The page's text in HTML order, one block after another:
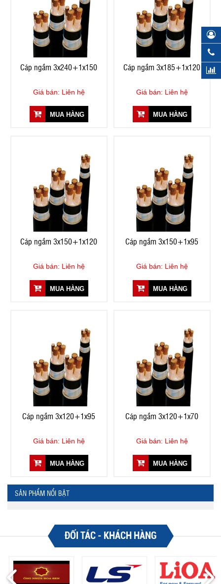
Cáp ngầm 3x240+1x150
Giá bán: Liên hệ
MUA HÀNG
Cáp ngầm 3x185+1x120
Giá bán: Liên hệ
MUA HÀNG
Cáp ngầm 3x150+1x120
Giá bán: Liên hệ
MUA HÀNG
Cáp ngầm 3x150+1x95
Giá bán: Liên hệ
MUA HÀNG
Cáp ngầm 3x120+1x95
Giá bán: Liên hệ
MUA HÀNG
Cáp ngầm 3x120+1x70
Giá bán: Liên hệ
MUA HÀNG
SẢN PHẨM NỔI BẬT
ĐỐI TÁC - KHÁCH HÀNG